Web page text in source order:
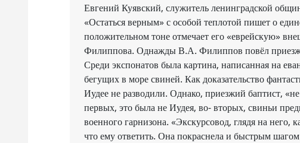
Евгений Куявский, служитель ленинградской
«Остаться верным» с особой теплотой пишет о
положительном тоне отмечает его «еврейскую»
Филиппова. Однажды В.А. Филиппов повёл
Среди экспонатов была картина, написанная на
бегущих в море свиней. Как доказательство
Иудее не разводили. Однако, приезжий баптист,
первых, это была не Иудея, во- вторых, свиньи
военного гарнизона. «Экскурсовод, глядя на него,
что ему ответить. Она покраснела и быстрым